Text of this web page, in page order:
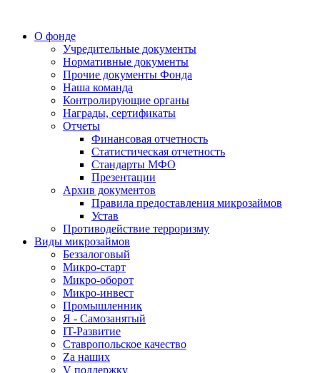
О фонде
Учредительные документы
Нормативные документы
Прочие документы Фонда
Наша команда
Контролирующие органы
Награды, сертификаты
Отчеты
Финансовая отчетность
Статистическая отчетность
Стандарты МФО
Презентации
Архив документов
Правила предоставления микрозаймов
Устав
Противодействие терроризму
Виды микрозаймов
Беззалоговый
Микро-старт
Микро-оборот
Микро-инвест
Промышленник
Я - Самозанятый
IT-Развитие
Ставропольское качество
Za наших
V поддержку